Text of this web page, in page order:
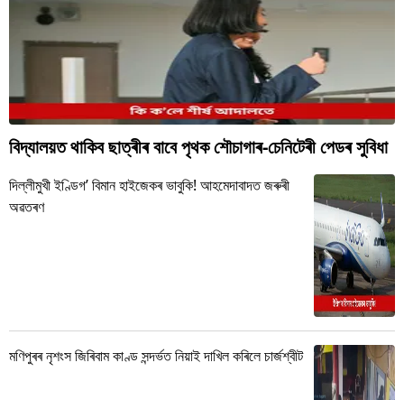
বিদ্যালয়ত থাকিব ছাত্ৰীৰ বাবে পৃথক শৌচাগাৰ-চেনিটেৰী পেডৰ সুবিধা
দিল্লীমুখী ইণ্ডিগ’ বিমান হাইজেকৰ ভাবুকি! আহমেদাবাদত জৰুৰী
অৱতৰণ
মণিপুৰৰ নৃশংস জিৰিবাম কাণ্ড সন্দৰ্ভত নিয়াই দাখিল কৰিলে চাৰ্জশ্বীট